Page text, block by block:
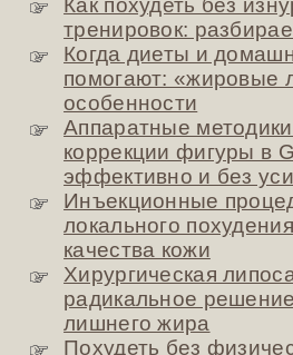
тренировок:
Когда диеты и
помогают: «жировые
особенности
Аппаратные
коррекции фигуры в
эффективно и без
Инъекционные
локального
качества кожи
Хирургическая
радикальное
лишнего жира
Похудеть без